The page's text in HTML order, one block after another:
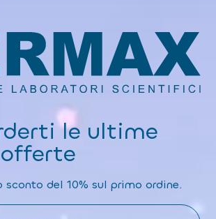
le ultime
del 10% sul primo ordine.